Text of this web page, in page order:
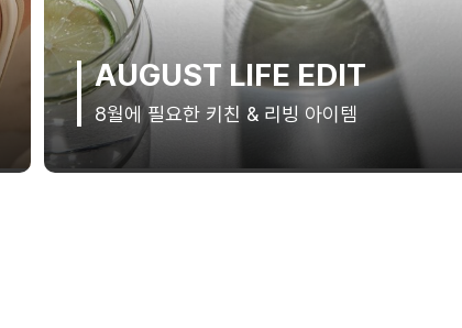
AUGUST LIFE EDIT
8월에 필요한 키친 & 리빙 아이템